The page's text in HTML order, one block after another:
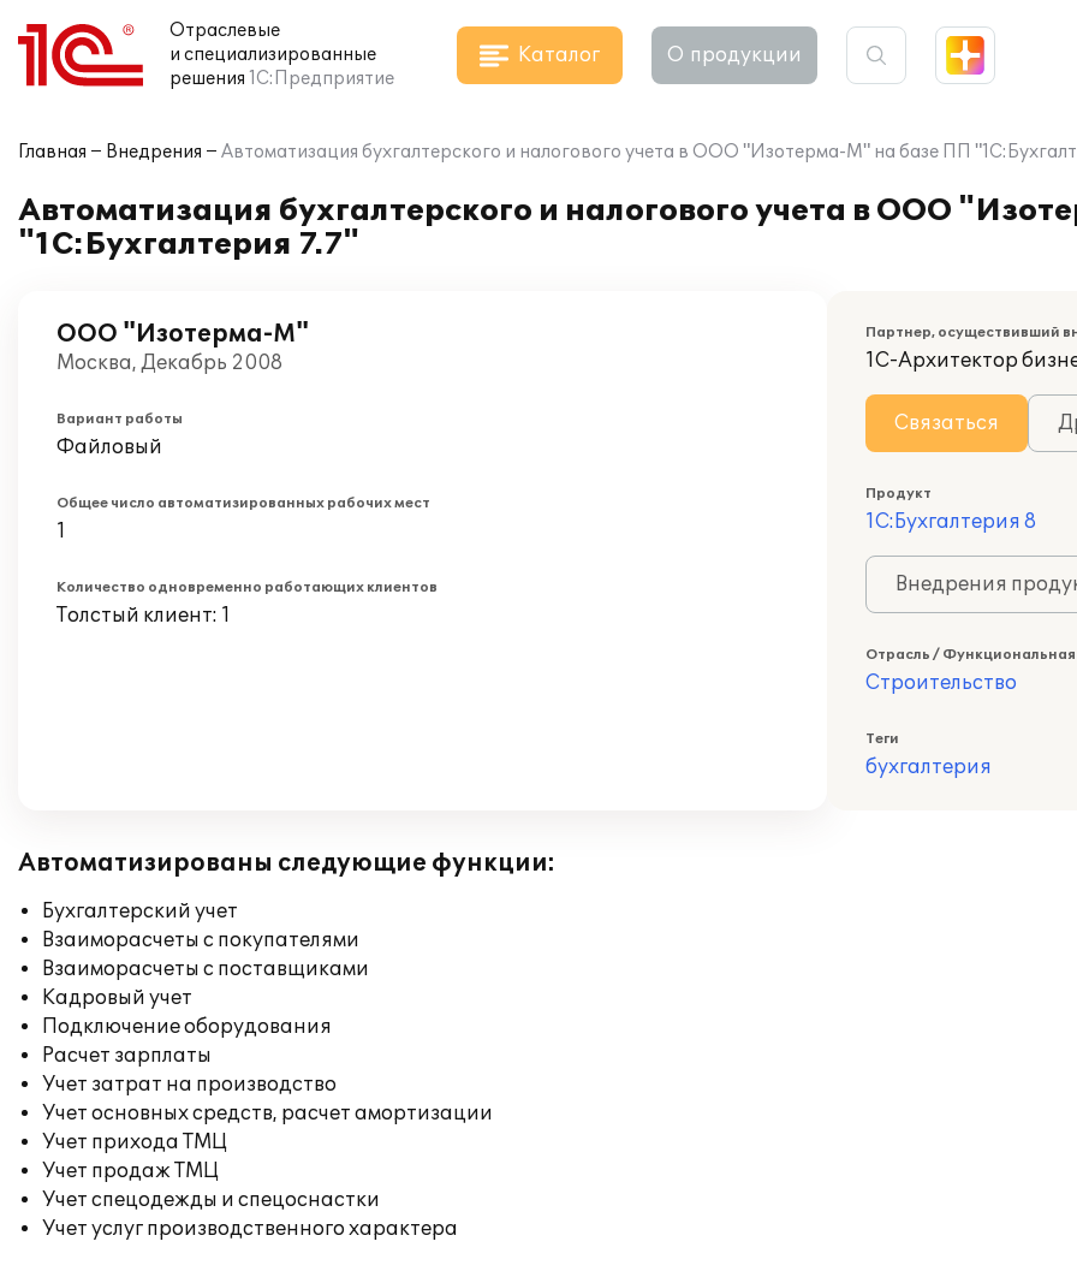
Отраслевые
и специализированные
решения 1С:Предприятие
Каталог О продукции
Главная Внедрения Автоматизация бухгалтерского и налогового учета в ООО "Изотерма-М" на базе ПП
Автоматизация бухгалтерского и налогового учета в ООО
"1С:Бухгалтерия 7.7"
ООО "Изотерма-М"
Москва, Декабрь 2008
Вариант работы
Файловый
Общее число автоматизированных рабочих мест
1
Количество одновременно работающих клиентов
Толстый клиент: 1
Партнер, осуществивший
1С-Архитектор
Связаться
Продукт
1С:Бухгалтерия 8
Внедрения
Отрасль /
Строительство
Теги
бухгалтерия
Автоматизированы следующие функции:
Бухгалтерский учет
Взаиморасчеты с покупателями
Взаиморасчеты с поставщиками
Кадровый учет
Подключение оборудования
Расчет зарплаты
Учет затрат на производство
Учет основных средств, расчет амортизации
Учет прихода ТМЦ
Учет продаж ТМЦ
Учет спецодежды и спецоснастки
Учет услуг производственного характера